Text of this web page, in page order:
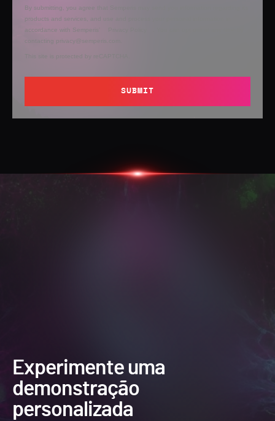
By submitting, you agree that Semperis may send you information regarding its
products and services, and use and process your personal information in
accordance with Semperis’
contacting privacy@semperis.com.
This site is protected by reCAPTCHA.
SUBMIT
Experimente uma
demonstração
personalizada